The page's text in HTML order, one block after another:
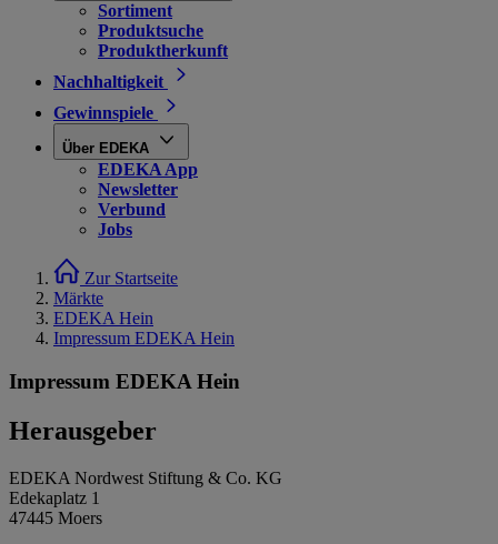
Sortiment
Produktsuche
Produktherkunft
Nachhaltigkeit
Gewinnspiele
Über EDEKA
EDEKA App
Newsletter
Verbund
Jobs
Zur Startseite
Märkte
EDEKA Hein
Impressum EDEKA Hein
Impressum EDEKA Hein
Herausgeber
EDEKA Nordwest Stiftung & Co. KG
Edekaplatz 1
47445 Moers